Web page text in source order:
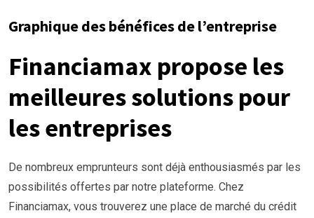
Graphique des bénéfices de l’entreprise
Financiamax propose les
meilleures solutions pour
les entreprises
De nombreux emprunteurs sont déjà enthousiasmés par les
possibilités offertes par notre plateforme. Chez
Financiamax, vous trouverez une place de marché du crédit